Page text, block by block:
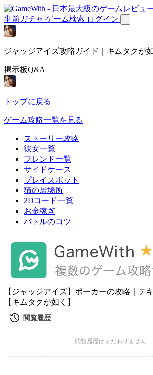
事前ガチャ ゲーム検索 ログイン
ジャッジアイズ攻略ガイド｜キムタクが如
掲示板Q&A
トップに戻る
ゲーム攻略一覧を見る
ストーリー攻略
彼女一覧
フレンド一覧
サイドケース
プレイスポット
猫の居場所
2Dコード一覧
お金稼ぎ
バトルのコツ
【ジャッジアイズ】ポーカーの攻略｜テ
【キムタクが如く】